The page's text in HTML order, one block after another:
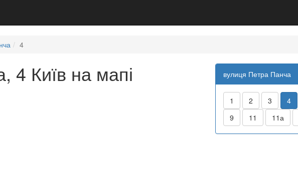
4
4 Київ на мапі вулиця Петра Панча
1 2 3 4
9
11 11а